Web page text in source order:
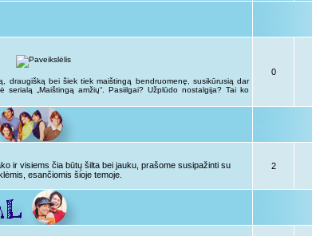
draugišką bei šiek tiek maištingą bendruomenę, susikūrusią dar
„Maištingą amžių“. Pasiilgai? Užplūdo nostalgija? Tai ko
0
ir visiems čia būtų šilta bei jauku, prašome susipažinti su
esančiomis šioje temoje.
2